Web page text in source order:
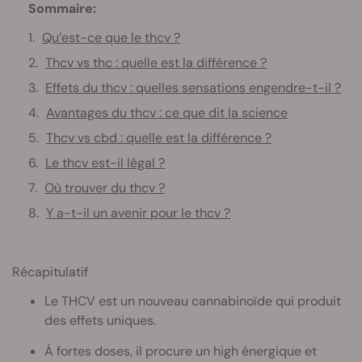
Sommaire:
Qu’est-ce que le thcv ?
Thcv vs thc : quelle est la différence ?
Effets du thcv : quelles sensations engendre-t-il ?
Avantages du thcv : ce que dit la science
Thcv vs cbd : quelle est la différence ?
Le thcv est-il légal ?
Où trouver du thcv ?
Y a-t-il un avenir pour le thcv ?
Récapitulatif
Le THCV est un nouveau cannabinoïde qui produit
des effets uniques.
À fortes doses, il procure un high énergique et